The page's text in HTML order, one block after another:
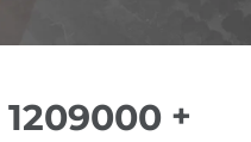
1300000 +